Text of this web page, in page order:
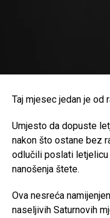
Taj mjesec jedan je od
Umjesto da dopuste
nakon što ostane bez
odlučili poslati letjelicu
nanošenja štete.
Ova nesreća
naseljivih Saturnovih